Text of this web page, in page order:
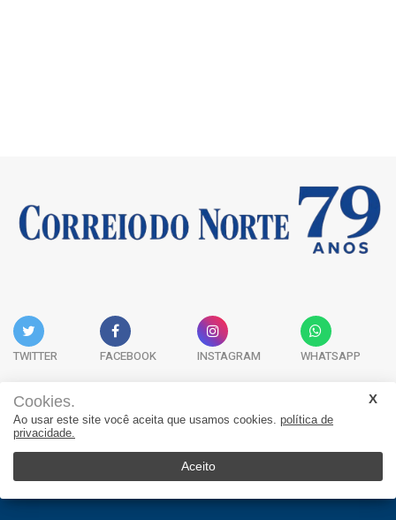
TWITTER FACEBOOK INSTAGRAM WHATSAPP
Acervo Digital Fale Conosco Quem Somos
Cookies.
Ao usar este site você aceita que usamos cookies. política de
privacidade.
Aceito